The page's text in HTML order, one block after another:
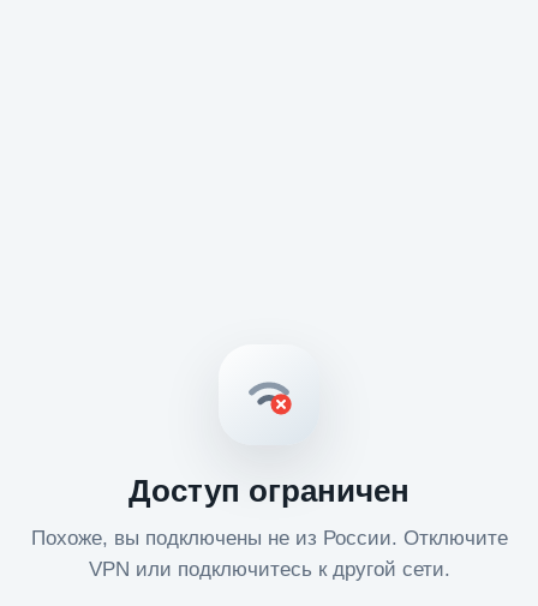
Доступ ограничен
Похоже, вы подключены не из России. Отключите
VPN или подключитесь к другой сети.